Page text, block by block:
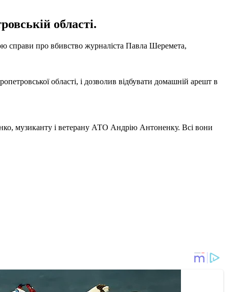
області.
справи про вбивство журналіста Павла Шеремета,
області, і дозволив відбувати домашній арешт в
музиканту і ветерану АТО Андрію Антоненку. Всі вони